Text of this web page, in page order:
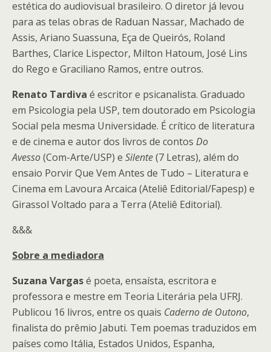
estética do audiovisual brasileiro. O diretor já levou
para as telas obras de Raduan Nassar, Machado de
Assis, Ariano Suassuna, Eça de Queirós, Roland
Barthes, Clarice Lispector, Milton Hatoum, José Lins
do Rego e Graciliano Ramos, entre outros.
Renato Tardiva é escritor e psicanalista. Graduado
em Psicologia pela USP, tem doutorado em Psicologia
Social pela mesma Universidade. É crítico de literatura
e de cinema e autor dos livros de contos Do
Avesso(Com-Arte/USP) e Silente(7 Letras), além do
ensaio Porvir Que Vem Antes de Tudo – Literatura e
Cinema em Lavoura Arcaica (Ateliê Editorial/Fapesp) e
Girassol Voltado para a Terra (Ateliê Editorial).
&&&
Sobre a mediadora
Suzana Vargasé poeta, ensaísta, escritora e
professora e mestre em Teoria Literária pela UFRJ.
Publicou 16 livros, entre os quais Caderno de Outono,
finalista do prêmio Jabuti. Tem poemas traduzidos em
países como Itália, Estados Unidos, Espanha,